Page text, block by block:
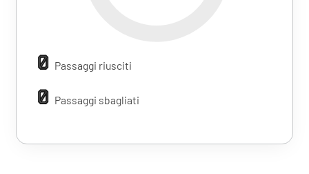
0 Passaggi riusciti
0 Passaggi sbagliati